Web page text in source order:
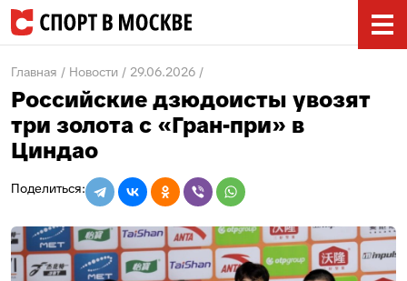
Главная Новости 29.06.2026
Российские дзюдоисты увозят
три золота с «Гран-при» в
Циндао